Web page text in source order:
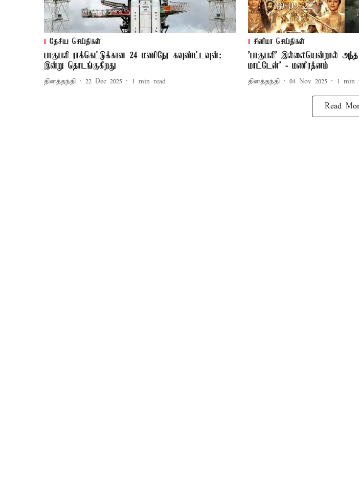
தேசிய செய்திகள்
பாகுபலி ராக்கெட்டுக்கான 24 மணிநேர கவுண்ட்டவுன்:
இன்று தொடங்குகிறது
தினத்தந்தி 22 Dec 2025 1 min read
சினிமா செய்திகள்
'பாகுபலி' இல்லையென்றால் அந்த
மாட்டேன்’ - மணிரத்னம்
தினத்தந்தி 04 Nov 2025 1 min
Read